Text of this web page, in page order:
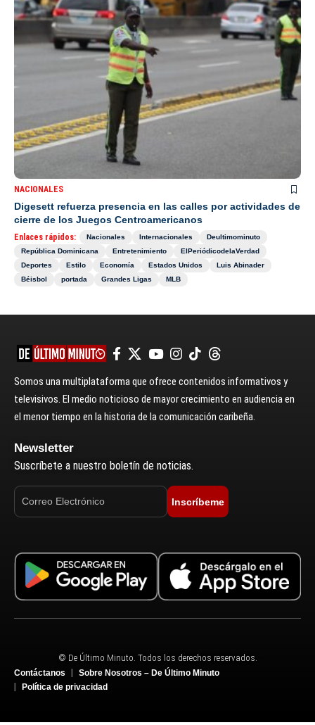
NACIONALES
Digesett refuerza presencia en las calles por actividades de
cierre de los Juegos Centroamericanos
Enlaces rápidos: Nacionales Internacionales
Deultimominuto
República Dominicana
Entretenimiento
ElPeriódicodelaVerdad
Deportes
Estilo Economía Estados Unidos
Luis Abinader
Béisbol
portada Grandes Ligas MLB
Somos una multiplataforma que ofrece contenidos informativos y
televisivos. El medio noticioso de mayor crecimiento en audiencia en
el menor tiempo en la historia de la comunicación caribeña.
Newsletter
Suscríbete a nuestro boletín de noticias.
Inscríbeme
© De Último Minuto. Todos los derechos reservados.
Contáctanos
Sobre Nosotros – De Último Minuto
Política de privacidad